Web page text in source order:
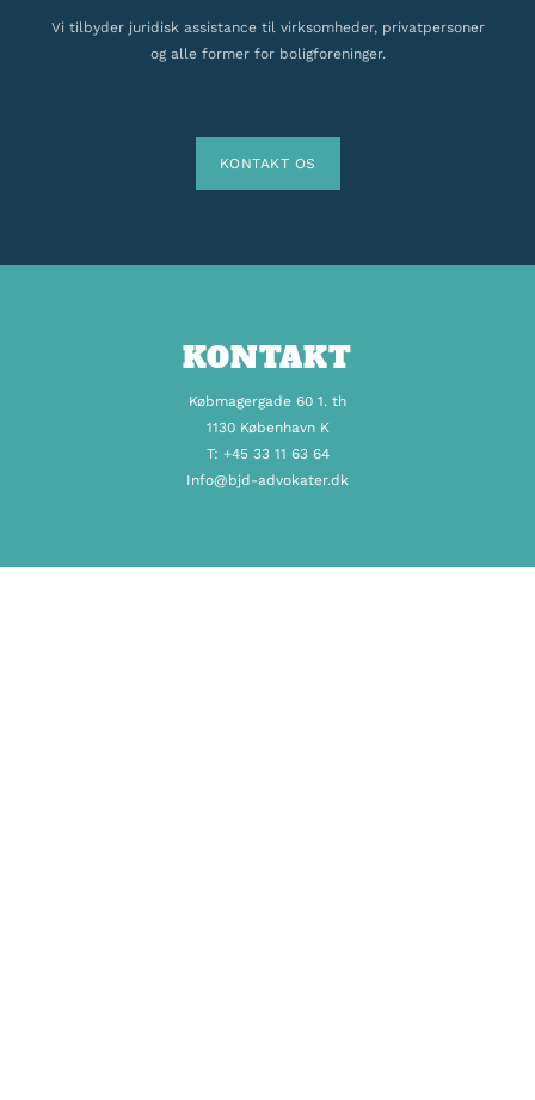
Vi tilbyder juridisk assistance til virksomheder, privatpersoner
og alle former for boligforeninger.
KONTAKT OS
KONTAKT
Købmagergade 60 1. th
1130 København K
T: +45 33 11 63 64
Info@bjd-advokater.dk